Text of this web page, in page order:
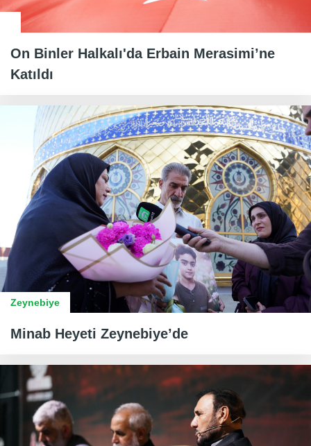
On Binler Halkalı'da Erbain Merasimi’ne
Katıldı
Zeynebiye
Minab Heyeti Zeynebiye’de